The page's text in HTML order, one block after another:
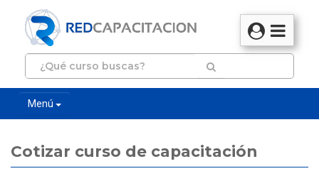
Menú
Cotizar curso de capacitación